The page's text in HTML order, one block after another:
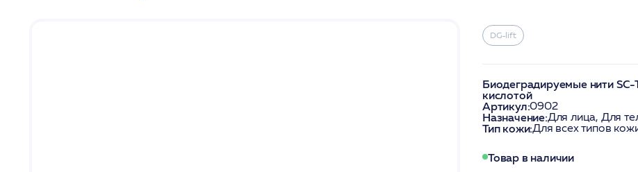
DG-lift
Биодеградируемые нити
кислотой
Артикул:0902
Назначение:Для лица, Для
Тип кожи:Для всех типов
Товар в наличии